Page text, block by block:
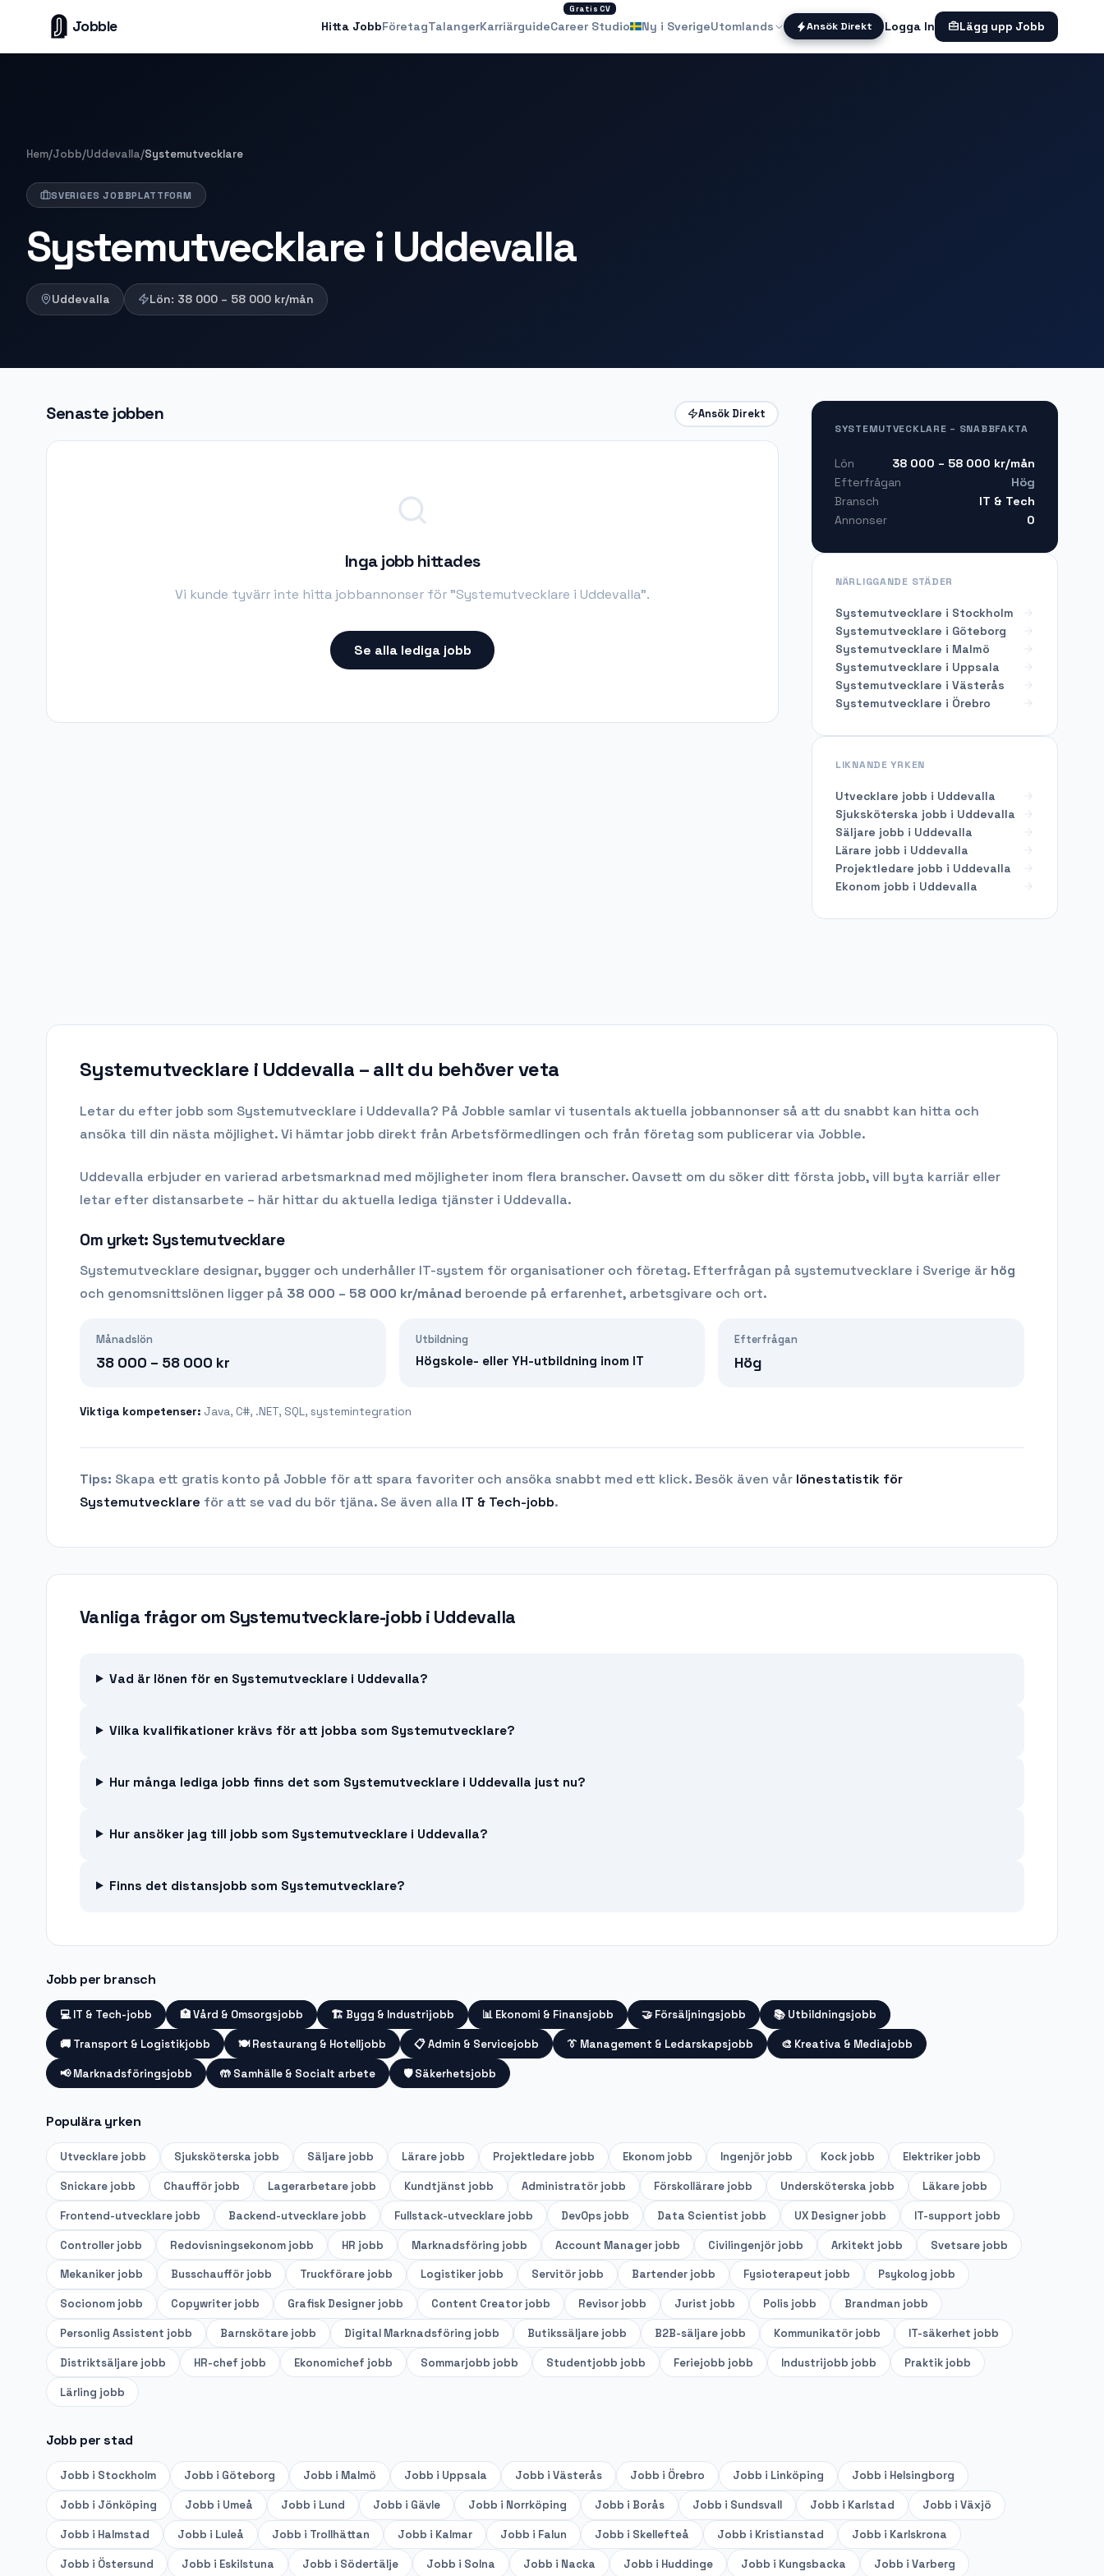
Jobble Hitta JobbFöretagTalangerKarriärguide
Gratis CV
Career Studio Ny i SverigeUtomlands Ansök Direkt Logga In Lägg upp Jobb
Hem/Jobb/Uddevalla/Systemutvecklare
SVERIGES JOBBPLATTFORM
Systemutvecklare i Uddevalla
Uddevalla Lön: 38 000 – 58 000 kr/mån
Senaste jobben Ansök Direkt
Inga jobb hittades
Vi kunde tyvärr inte hitta jobbannonser för "Systemutvecklare i Uddevalla".
Se alla lediga jobb
SYSTEMUTVECKLARE – SNABBFAKTA
Lön 38 000 – 58 000 kr/mån
Efterfrågan
Hög
Bransch
IT & Tech
Annonser
0
NÄRLIGGANDE STÄDER
Systemutvecklare i Stockholm
Systemutvecklare i Göteborg
Systemutvecklare i Malmö
Systemutvecklare i Uppsala
Systemutvecklare i Västerås
Systemutvecklare i Örebro
LIKNANDE YRKEN
Utvecklare jobb i Uddevalla
Sjuksköterska jobb i Uddevalla
Säljare jobb i Uddevalla
Lärare jobb i Uddevalla
Projektledare jobb i Uddevalla
Ekonom jobb i Uddevalla
Systemutvecklare i Uddevalla – allt du behöver veta
Letar du efter jobb som Systemutvecklare i Uddevalla? På Jobble samlar vi tusentals aktuella jobbannonser så att du snabbt kan hitta och
ansöka till din nästa möjlighet. Vi hämtar jobb direkt från Arbetsförmedlingen och från företag som publicerar via Jobble.
Uddevalla erbjuder en varierad arbetsmarknad med möjligheter inom flera branscher. Oavsett om du söker ditt första jobb, vill byta karriär eller
letar efter distansarbete – här hittar du aktuella lediga tjänster i Uddevalla.
Om yrket: Systemutvecklare
Systemutvecklare designar, bygger och underhåller IT-system för organisationer och företag. Efterfrågan på systemutvecklare i Sverige är hög
och genomsnittslönen ligger på 38 000 – 58 000 kr/månad beroende på erfarenhet, arbetsgivare och ort.
Månadslön
38 000 – 58 000 kr
Utbildning
Högskole- eller YH-utbildning inom IT
Efterfrågan
Hög
Viktiga kompetenser: Java, C#, .NET, SQL, systemintegration
Tips: Skapa ett gratis konto på Jobble för att spara favoriter och ansöka snabbt med ett klick. Besök även vår lönestatistik för
Systemutvecklare för att se vad du bör tjäna. Se även alla IT & Tech-jobb.
Vanliga frågor om Systemutvecklare-jobb i Uddevalla
Vad är lönen för en Systemutvecklare i Uddevalla?
Vilka kvalifikationer krävs för att jobba som Systemutvecklare?
Hur många lediga jobb finns det som Systemutvecklare i Uddevalla just nu?
Hur ansöker jag till jobb som Systemutvecklare i Uddevalla?
Finns det distansjobb som Systemutvecklare?
Jobb per bransch
💻 IT & Tech-jobb 🏥Vård & Omsorgsjobb 🏗️ Bygg & Industrijobb 📊 Ekonomi & Finansjobb 🤝 Försäljningsjobb 📚 Utbildningsjobb
🚚 Transport & Logistikjobb 🍽️ Restaurang & Hotelljobb 📋Admin & Servicejobb 👔 Management & Ledarskapsjobb 🎨 Kreativa & Mediajobb
📢 Marknadsföringsjobb 🤲 Samhälle & Socialt arbete 🛡️ Säkerhetsjobb
Populära yrken
Utvecklare jobb Sjuksköterska jobb Säljare jobb Lärare jobb Projektledare jobb Ekonom jobb Ingenjör jobb Kock jobb Elektriker jobb
Snickare jobb Chaufför jobb Lagerarbetare jobb Kundtjänst jobb Administratör jobb Förskollärare jobb Undersköterska jobb Läkare jobb
Frontend-utvecklare jobb Backend-utvecklare jobb Fullstack-utvecklare jobb DevOps jobb Data Scientist jobb UX Designer jobb IT-support jobb
Controller jobb Redovisningsekonom jobb HR jobb Marknadsföring jobb Account Manager jobb Civilingenjör jobb Arkitekt jobb Svetsare jobb
Mekaniker jobb Busschaufför jobb Truckförare jobb Logistiker jobb Servitör jobb Bartender jobb Fysioterapeut jobb Psykolog jobb
Socionom jobb Copywriter jobb Grafisk Designer jobb Content Creator jobb Revisor jobb Jurist jobb Polis jobb Brandman jobb
Personlig Assistent jobb Barnskötare jobb Digital Marknadsföring jobb Butikssäljare jobb B2B-säljare jobb Kommunikatör jobb IT-säkerhet jobb
Distriktsäljare jobb HR-chef jobb Ekonomichef jobb Sommarjobb jobb Studentjobb jobb Feriejobb jobb Industrijobb jobb Praktik jobb
Lärling jobb
Jobb per stad
Jobb i Stockholm Jobb i Göteborg Jobb i Malmö Jobb i Uppsala Jobb i Västerås Jobb i Örebro Jobb i Linköping Jobb i Helsingborg
Jobb i Jönköping Jobb i Umeå Jobb i Lund Jobb i Gävle Jobb i Norrköping Jobb i Borås Jobb i Sundsvall Jobb i Karlstad Jobb i Växjö
Jobb i Halmstad Jobb i Luleå Jobb i Trollhättan Jobb i Kalmar Jobb i Falun Jobb i Skellefteå Jobb i Kristianstad Jobb i Karlskrona
Jobb i Östersund Jobb i Eskilstuna Jobb i Södertälje Jobb i Solna Jobb i Nacka Jobb i Huddinge Jobb i Kungsbacka Jobb i Varberg